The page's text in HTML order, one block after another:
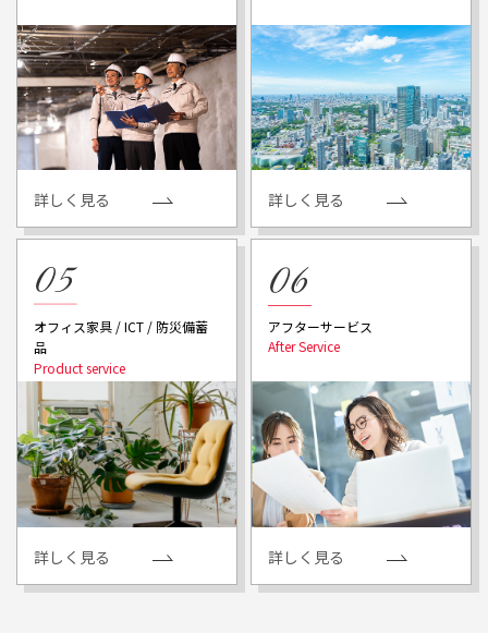
詳しく見る 詳しく見る
オフィス家具 / ICT / 防災備蓄
品
詳しく見る
アフターサービス
詳しく見る